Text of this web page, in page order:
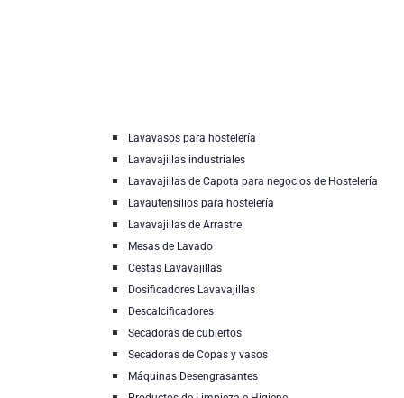
Lavavasos para hostelería
Lavavajillas industriales
Lavavajillas de Capota para negocios de Hostelería
Lavautensilios para hostelería
Lavavajillas de Arrastre
Mesas de Lavado
Cestas Lavavajillas
Dosificadores Lavavajillas
Descalcificadores
Secadoras de cubiertos
Secadoras de Copas y vasos
Máquinas Desengrasantes